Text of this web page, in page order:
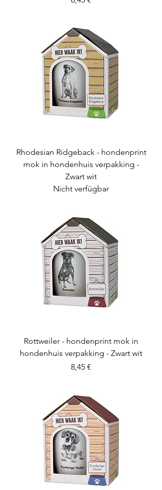
Rhodesian Ridgeback - hondenprint
mok in hondenhuis verpakking -
Zwart wit
Nicht verfügbar
Rottweiler - hondenprint mok in
hondenhuis verpakking - Zwart wit
Preis
8,45 €